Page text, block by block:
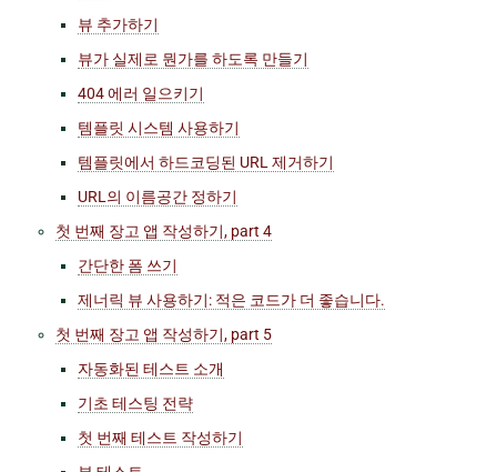
뷰 추가하기
뷰가 실제로 뭔가를 하도록 만들기
404 에러 일으키기
템플릿 시스템 사용하기
템플릿에서 하드코딩된 URL 제거하기
URL의 이름공간 정하기
첫 번째 장고 앱 작성하기, part 4
간단한 폼 쓰기
제너릭 뷰 사용하기: 적은 코드가 더 좋습니다.
첫 번째 장고 앱 작성하기, part 5
자동화된 테스트 소개
기초 테스팅 전략
첫 번째 테스트 작성하기